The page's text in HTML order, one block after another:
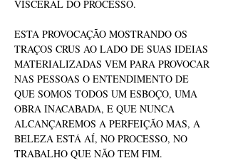
VISCERAL DO PROCESSO.
ESTA PROVOCAÇÃO MOSTRANDO OS
TRAÇOS CRUS AO LADO DE SUAS IDEIAS
MATERIALIZADAS VEM PARA PROVOCAR
NAS PESSOAS O ENTENDIMENTO DE
QUE SOMOS TODOS UM ESBOÇO, UMA
OBRA INACABADA, E QUE NUNCA
ALCANÇAREMOS A PERFEIÇÃO MAS, A
BELEZA ESTÁ AÍ, NO PROCESSO, NO
TRABALHO QUE NÃO TEM FIM.